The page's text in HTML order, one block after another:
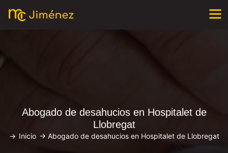
Abogado de desahucios en Hospitalet de
Llobregat
-> Inicio -> Abogado de desahucios en Hospitalet de Llobregat